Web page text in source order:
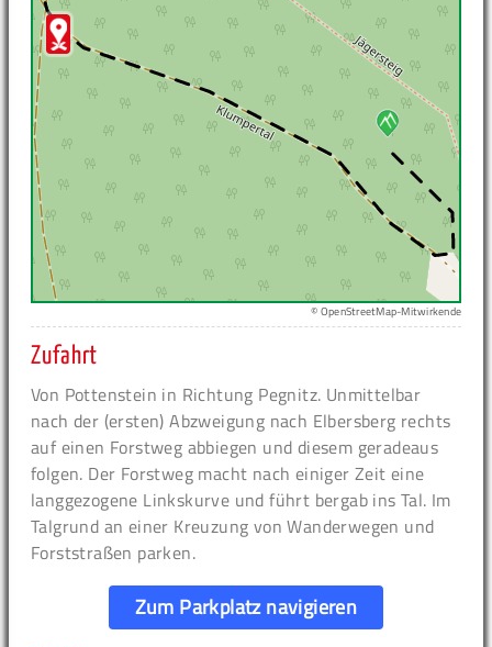
© OpenStreetMap-Mitwirkende
Zufahrt
Von Pottenstein in Richtung Pegnitz. Unmittelbar
nach der (ersten) Abzweigung nach Elbersberg rechts
auf einen Forstweg abbiegen und diesem geradeaus
folgen. Der Forstweg macht nach einiger Zeit eine
langgezogene Linkskurve und führt bergab ins Tal. Im
Talgrund an einer Kreuzung von Wanderwegen und
Forststraßen parken.
Zum Parkplatz navigieren